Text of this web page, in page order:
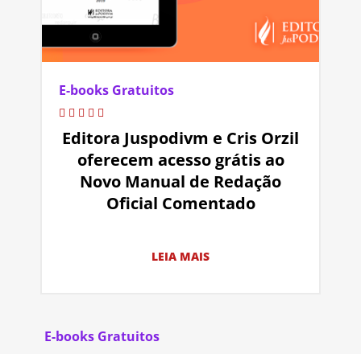
E-books Gratuitos
Editora Juspodivm e Cris Orzil
oferecem acesso grátis ao
Novo Manual de Redação
Oficial Comentado
LEIA MAIS
E-books Gratuitos